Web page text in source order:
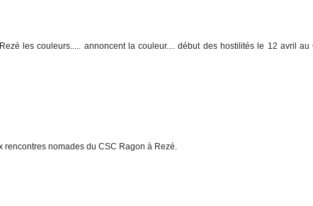
les couleurs..... annoncent la couleur.... début des hostilités le 12 avril au
rencontres nomades du CSC Ragon à Rezé.